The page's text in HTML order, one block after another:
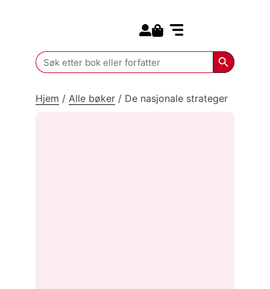
Search
for:
Search
Hjem / Alle bøker / De nasjonale strateger